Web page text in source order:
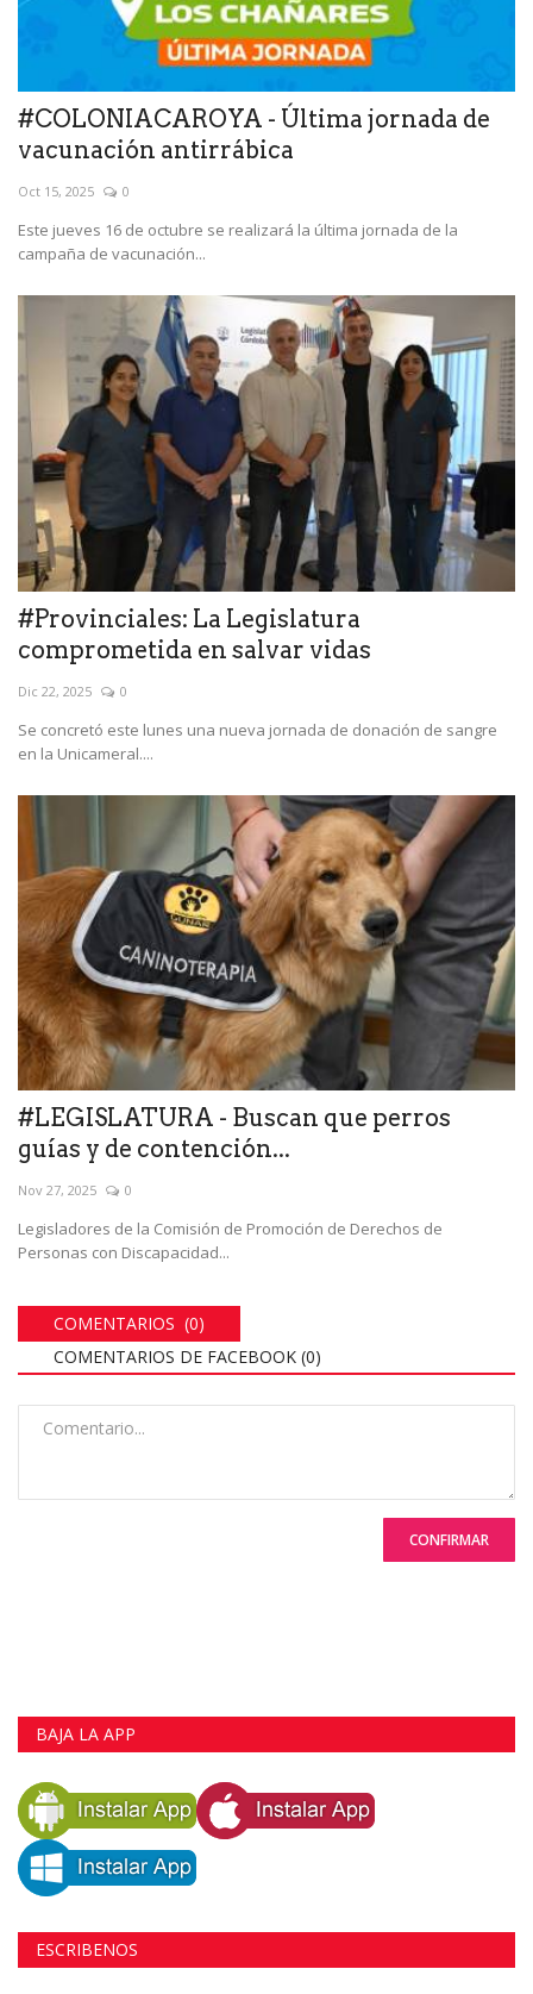
#COLONIACAROYA - Última jornada de
vacunación antirrábica
Oct 15, 2025 0
Este jueves 16 de octubre se realizará la última jornada de la
campaña de vacunación...
#Provinciales: La Legislatura
comprometida en salvar vidas
Dic 22, 2025 0
Se concretó este lunes una nueva jornada de donación de sangre
en la Unicameral....
#LEGISLATURA - Buscan que perros
guías y de contención...
Nov 27, 2025 0
Legisladores de la Comisión de Promoción de Derechos de
Personas con Discapacidad...
COMENTARIOS (0)
COMENTARIOS DE FACEBOOK (0)
CONFIRMAR
BAJA LA APP
ESCRIBENOS